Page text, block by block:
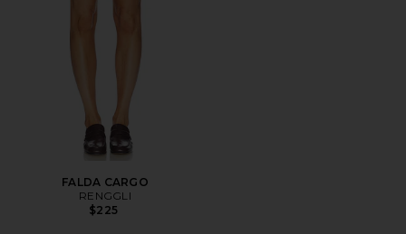
FALDA CARGO
RENGGLI
$225